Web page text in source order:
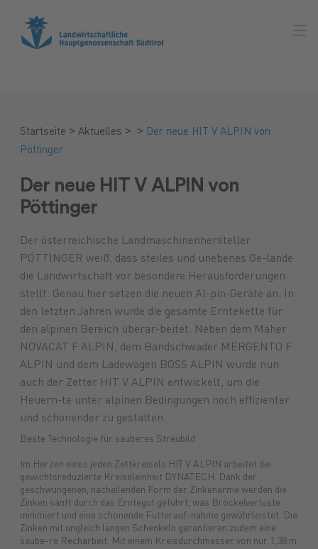
FuttermittelPflanzenschutz
Düngung Anlagen Saatgut
LandmaschinenMaschinenmarkt
ErsatzteileTreibstoffe
GARTENmarktVersicherungenLebensmittelBrennstoffe
Startseite > Aktuelles > > Der neue HIT V ALPIN von
Pöttinger
Der neue HIT V ALPIN von
Pöttinger
Der österreichische Landmaschinenhersteller
PÖTTINGER weiß, dass steiles und unebenes Ge-lände
die Landwirtschaft vor besondere Herausforderungen
stellt. Genau hier setzen die neuen Al-pin-Geräte an. In
den letzten Jahren wurde die gesamte Erntekette für
den alpinen Bereich überar-beitet. Neben dem Mäher
NOVACAT F ALPIN, dem Bandschwader MERGENTO F
ALPIN und dem Ladewagen BOSS ALPIN wurde nun
auch der Zetter HIT V ALPIN entwickelt, um die
Heuern-te unter alpinen Bedingungen noch effizienter
und schonender zu gestalten.
Beste Technologie für sauberes Streubild
Im Herzen eines jeden Zettkreisels HIT V ALPIN arbeitet die
gewichtsreduzierte Kreiseleinheit DYNATECH. Dank der
geschwungenen, nacheilenden Form der Zinkenarme werden die
Zinken sanft durch das Erntegut geführt, was Bröckelverluste
minimiert und eine schonende Futterauf-nahme gewährleistet. Die
Zinken mit ungleich langen Schenkeln garantieren zudem eine
saube-re Recharbeit. Mit einem Kreisdurchmesser von nur 1,38 m